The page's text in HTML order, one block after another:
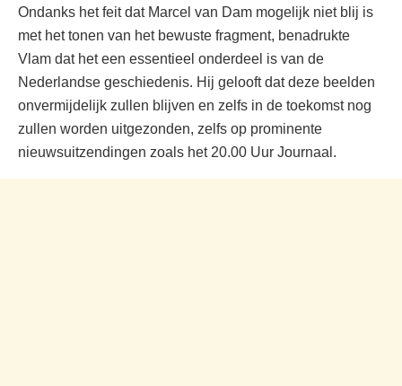
Ondanks het feit dat Marcel van Dam mogelijk niet blij is
met het tonen van het bewuste fragment, benadrukte
Vlam dat het een essentieel onderdeel is van de
Nederlandse geschiedenis. Hij gelooft dat deze beelden
onvermijdelijk zullen blijven en zelfs in de toekomst nog
zullen worden uitgezonden, zelfs op prominente
nieuwsuitzendingen zoals het 20.00 Uur Journaal.